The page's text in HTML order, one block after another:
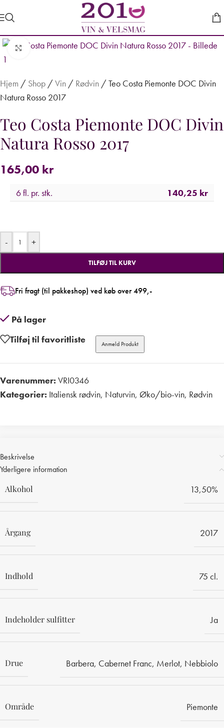
Forstør
Hjem / Shop / Vin / Rødvin / Teo Costa Piemonte DOC Divin
Natura Rosso 2017
Teo Costa Piemonte DOC Divin
Natura Rosso 2017
165,00 kr
6 fl. pr. stk. 140,25 kr
- +
TILFØJ TIL KURV
Fri fragt (til pakkeshop) ved køb over 499,-
På lager
Tilføj til favoritliste
Anmeld Produkt
Varenummer: VRI0346
Kategorier: Italiensk rødvin, Naturvin, Øko/bio-vin, Rødvin
Beskrivelse
Yderligere information
Alkohol
13,50%
Årgang 2017
Indhold 75 cl.
Indeholder sulfitter Ja
Drue Barbera, Cabernet Franc, Merlot, Nebbiolo
Område Piemonte